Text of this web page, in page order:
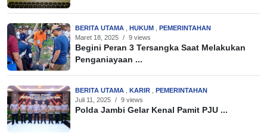
BERITA UTAMA HUKUM
PEMERINTAHAN
Maret 18, 2025 / 9 views
Begini Peran 3 Tersangka Saat Melakukan
Penganiayaan ...
BERITA UTAMA KARIR
PEMERINTAHAN
Juli 11, 2025 / 9 views
Polda Jambi Gelar Kenal Pamit PJU ...